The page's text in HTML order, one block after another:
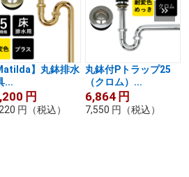
】丸鉢排水
...
円
円 （税込）
丸鉢付Pトラップ25
（クロム）...
6,864 円
7,550 円 （税込）